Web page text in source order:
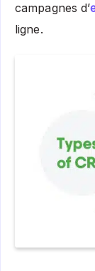
campagnes d’
ligne.